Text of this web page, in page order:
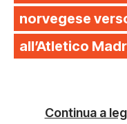
norvegese
all’Atletico
Continua a